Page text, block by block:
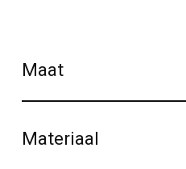
Maat
Materiaal